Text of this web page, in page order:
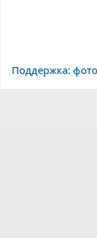
Поддержка: